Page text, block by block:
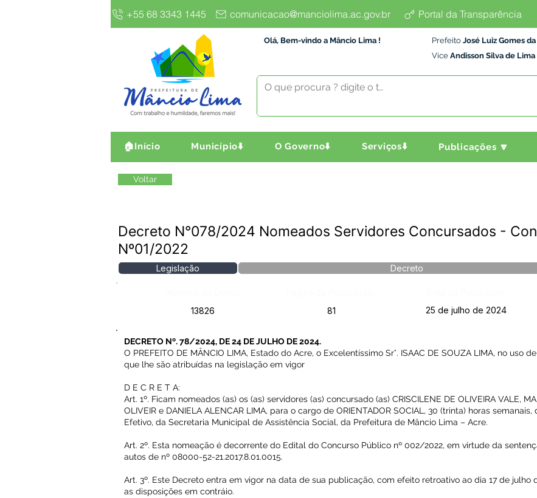
+55 68 3343 1445 comunicacao@manciolima.ac.gov.br Portal da Transparência
Olá, Bem-vindo a Mâncio Lima ! Prefeito José Luiz Gomes
Vice Andisson Silva de Lima
🏠Início Município⬇️ O Governo⬇️ Serviços⬇️ Publicações 🔽
Voltar
Decreto N°078/2024 Nomeados Servidores Concursados -
Nº01/2022
Legislação Decreto
13826
81 25 de julho de 2024
DECRETO Nº. 78/2024, DE 24 DE JULHO DE 2024.
O PREFEITO DE MÂNCIO LIMA, Estado do Acre, o Excelentíssimo Sr°. ISAAC DE SOUZA LIMA, no uso
que lhe são atribuídas na legislação em vigor
D E C R E T A:
Art. 1º. Ficam nomeados (as) os (as) servidores (as) concursado (as) CRISCILENE DE OLIVEIRA VALE,
OLIVEIR e DANIELA ALENCAR LIMA, para o cargo de ORIENTADOR SOCIAL, 30 (trinta) horas
Efetivo, da Secretaria Municipal de Assistência Social, da Prefeitura de Mâncio Lima – Acre.
Art. 2º. Esta nomeação é decorrente do Edital do Concurso Público nº 002/2022, em virtude da
autos de nº 08000-52-21.2017.8.01.0015.
Art. 3º. Este Decreto entra em vigor na data de sua publicação, com efeito retroativo ao dia 17 de julho
as disposições em contráio.